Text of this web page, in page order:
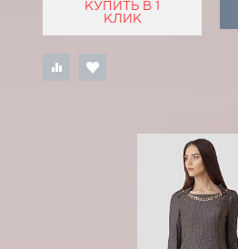
КУПИТЬ В 1
КЛИК